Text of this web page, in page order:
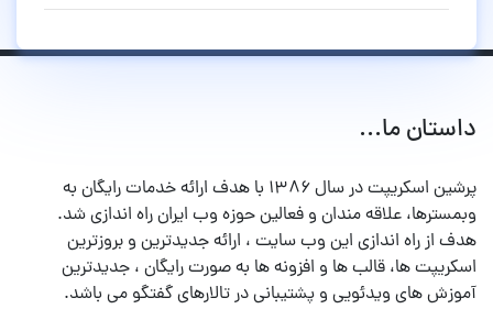
داستان ما...
پرشین اسکریپت در سال ۱۳۸۶ با هدف ارائه خدمات رایگان به
وبمسترها، علاقه مندان و فعالین حوزه وب ایران راه اندازی شد.
هدف از راه اندازی این وب سایت ، ارائه جدیدترین و بروزترین
اسکریپت ها، قالب ها و افزونه ها به صورت رایگان ، جدیدترین
آموزش های ویدئویی و پشتیبانی در تالارهای گفتگو می باشد.